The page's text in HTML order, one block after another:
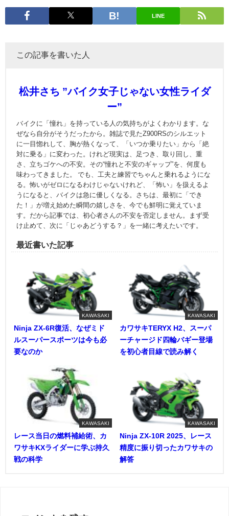
LINE
この記事を書いた人
松井さち ”バイク女子じゃない女性ライダ
ー”
バイクに「憧れ」を持っている人の気持ちがよくわかります。な
ぜなら自分がそうだったから。雑誌で見たZ900RSのシルエット
に一目惚れして、胸が熱くなって、「いつか乗りたい」から「絶
対に乗る」に変わった。けれど現実は、足つき、取り回し、重
さ、立ちゴケへの不安。その“憧れと不安のギャップ”を、何度も
味わってきました。 でも、工夫と練習でちゃんと乗れるようにな
る。怖いがゼロになるわけじゃないけれど、「怖い」を扱えるよ
うになると、バイクは急に優しくなる。さちは、最初に「でき
た！」が増え始めた瞬間の嬉しさを、今でも鮮明に覚えていま
す。だから記事では、初心者さんの不安を否定しません。まず受
け止めて、次に「じゃあどうする？」を一緒に考えたいです。
最近書いた記事
KAWASAKI
Ninja ZX-6R復活、なぜミド
ルスーパースポーツは今も必
要なのか
KAWASAKI
カワサキTERYX H2、スーパ
ーチャージド四輪バギー登場
を初心者目線で読み解く
KAWASAKI
レース当日の燃料補給術、カ
ワサキKXライダーに学ぶ持久
戦の科学
KAWASAKI
Ninja ZX-10R 2025、レース
精度に振り切ったカワサキの
解答